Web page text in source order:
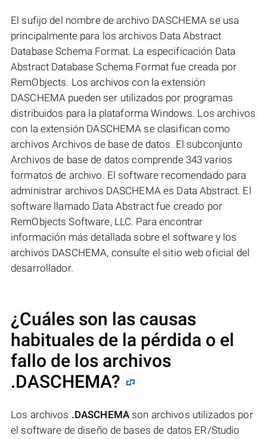
El sufijo del nombre de archivo DASCHEMA se usa
principalmente para los archivos Data Abstract
Database Schema Format. La especificación Data
Abstract Database Schema Format fue creada por
RemObjects. Los archivos con la extensión
DASCHEMA pueden ser utilizados por programas
distribuidos para la plataforma Windows. Los archivos
con la extensión DASCHEMA se clasifican como
archivos Archivos de base de datos. El subconjunto
Archivos de base de datos comprende 343 varios
formatos de archivo. El software recomendado para
administrar archivos DASCHEMA es Data Abstract. El
software llamado Data Abstract fue creado por
RemObjects Software, LLC. Para encontrar
información más detallada sobre el software y los
archivos DASCHEMA, consulte el sitio web oficial del
desarrollador.
¿Cuáles son las causas
habituales de la pérdida o el
fallo de los archivos
.DASCHEMA?
Los archivos .DASCHEMAson archivos utilizados por
el software de diseño de bases de datos ER/Studio